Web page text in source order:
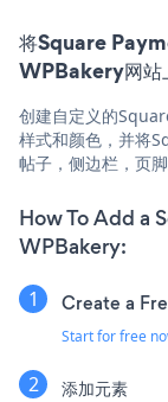
将Square
WPBakery网站
创建自定义的
样式和颜色，并将
帖子，侧边栏，页
How To Add a
WPBakery:
Create a
Start for free
添加元素